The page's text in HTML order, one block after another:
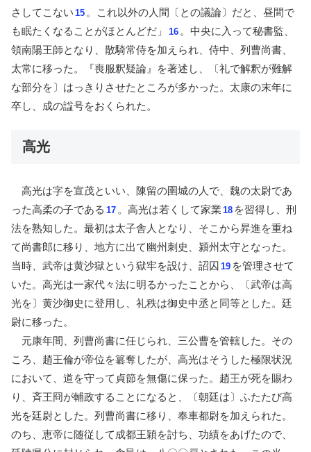
さしてこない 15 。これ以外の人間〔との議論〕だと、昼間で
も眠たくなることがほとんどだ」
16 。中央に入って秘書監、
領南陽王師となり、散騎常侍を加えられ、侍中、列曹尚書、
太常に移った。『喪服釈疑論』を著述し、〔礼で解釈が難解
な部分を〕はっきりさせたところが多かった。太康の末年に
卒し、成の諡号をおくられた。
高光
高光は字を宣茂といい、陳留の圉城の人で、魏の太尉であ
った高柔の子である 17 。高光は若くして家業 18 を習得し、刑
法を熟知した。最初は太子舎人となり、そこから昇進を重ね
て尚書郎に移り、地方に出て幽州刺史、潁州太守となった。
当時、武帝は黄沙獄という獄牢を設け、詔囚 19 を管理させて
いた。高光は一家代々法に明るかったことから、〔武帝は高
光を〕黄沙御史に登用し、礼秩は御史中丞と同等とした。廷
尉に移った。
元康年間、列曹尚書に任じられ、三公曹を管轄した。その
ころ、趙王倫が帝位を簒奪したが、高光はそうした極限状況
において、道を守って貞節を無傷に保った。趙王が死を賜わ
り、斉王冏が輔政することになると、〔朝廷は〕ふたたび高
光を廷尉とした。列曹尚書に移り、奉車都尉を加えられた。
のち、恵帝に随従して成都王穎を討ち、功績をあげたので、